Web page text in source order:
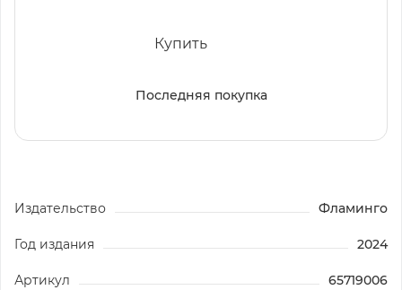
Купить
Последняя покупка
Издательство Фламинго
Год издания 2024
Артикул 65719006